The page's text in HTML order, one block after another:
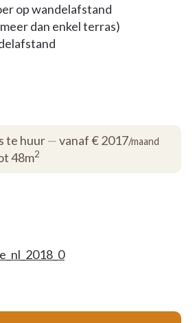
op wandelafstand
dan enkel terras)
te huur—vanaf € 2017/maand
48m2